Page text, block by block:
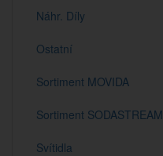
Náhr. Díly
Ostatní
Sortiment MOVIDA
Sortiment SODASTREAM
Svítidla